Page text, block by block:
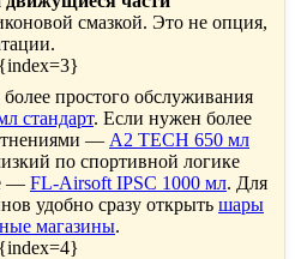
смазкой. Это не опция,
простого обслуживания
стандарт. Если нужен более
— A2 TECH 650 мл
по спортивной логике
— FL-Airsoft IPSC 1000 мл. Для
удобно сразу открыть шары
магазины.